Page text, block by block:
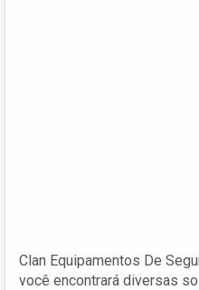
Clan Equipamentos De
você encontrará diversas